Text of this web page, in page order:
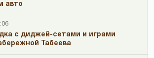
авто
с диджей-сетами и играми
Табеева